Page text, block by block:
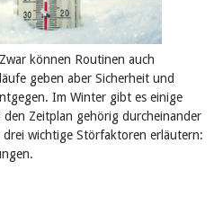
können Routinen auch
geben aber Sicherheit und
Im Winter gibt es einige
Zeitplan gehörig durcheinander
wichtige Störfaktoren erläutern: